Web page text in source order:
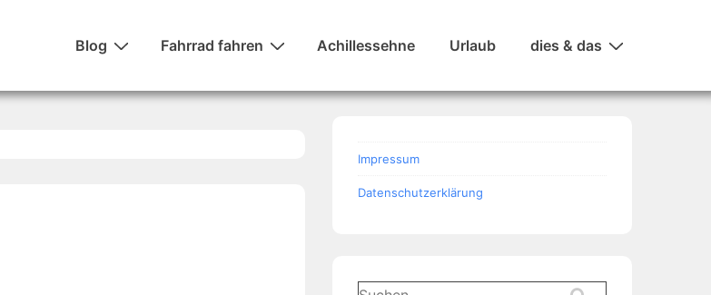
Hauptnavigation
Blog Fahrrad fahren Achillessehne Urlaub dies & das
Impressum
Datenschutzerklärung
Suchen